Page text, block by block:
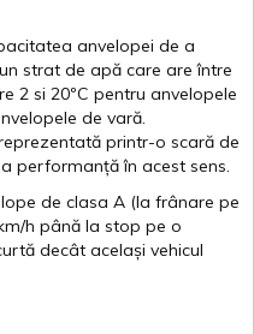
anvelopei de a
strat de apă care areîntre
2 si 20ºC pentru anvelopele
de vară.
printr-o scară de
performanță în acest sens.
de clasa A (la frânare pe
h până la stop pe o
decât același vehicul